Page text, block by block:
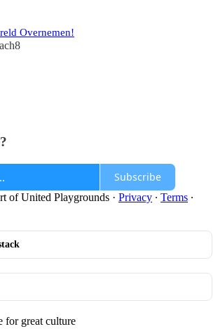
Overnemen!
Subscribe
of United Playgrounds · Privacy ∙ Terms ∙
for great culture